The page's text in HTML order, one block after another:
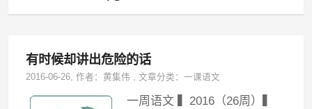
有时候却讲出危险的话
2016-06-26, 作者：黄集伟 ,文章分类：一课语文
一周语文 ▍2016（26周）▍